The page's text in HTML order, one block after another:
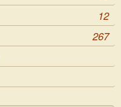
12
267